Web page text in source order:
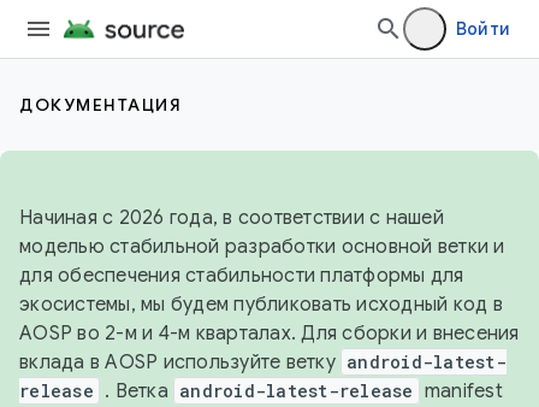
Войти
ДОКУМЕНТАЦИЯ
Начиная с 2026 года, в соответствии с нашей
моделью стабильной разработки основной ветки и
для обеспечения стабильности платформы для
экосистемы, мы будем публиковать исходный код в
AOSP во 2-м и 4-м кварталах. Для сборки и внесения
вклада в AOSP используйте ветку android-latest-
release . Ветка android-latest-release manifest